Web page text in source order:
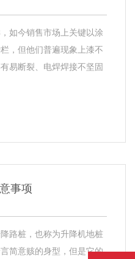
如今销售市场上关键以涂
，但他们普遍现象上漆不
易断裂、电焊焊接不坚固
事项
路桩，也称为升降机地桩
简意赅的身型，但是它的